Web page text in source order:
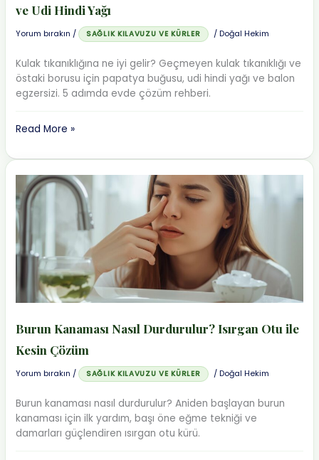
ve Udi Hindi Yağı
Yorum bırakın / SAĞLIK KILAVUZU VE KÜRLER /Doğal Hekim
Kulak tıkanıklığına ne iyi gelir? Geçmeyen kulak tıkanıklığı ve
östaki borusu için papatya buğusu, udi hindi yağı ve balon
egzersizi. 5 adımda evde çözüm rehberi.
Kulak
Ne
İyi
Gelir?
Papatya
Buğusu
ve
Udi
Read More »
Burun Kanaması Nasıl Durdurulur? Isırgan Otu ile
Kesin Çözüm
Yorum bırakın / SAĞLIK KILAVUZU VE KÜRLER /Doğal Hekim
Burun kanaması nasıl durdurulur? Aniden başlayan burun
kanaması için ilk yardım, başı öne eğme tekniği ve
damarları güçlendiren ısırgan otu kürü.